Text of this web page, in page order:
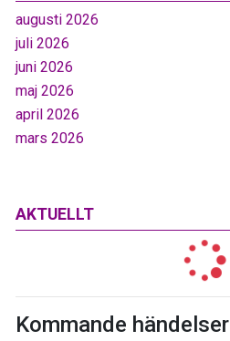
augusti 2026
juli 2026
juni 2026
maj 2026
april 2026
mars 2026
AKTUELLT
Kommande händelser